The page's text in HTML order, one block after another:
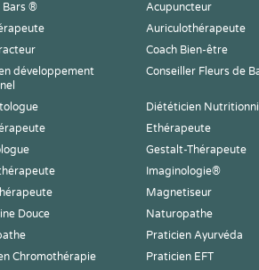
Bars ® Acupuncteur
Auriculothérapeute
Coach Bien-être
développement
Conseiller Fleurs de
Diététicien
Ethérapeute
Gestalt-Thérapeute
Imaginologie®
Magnetiseur
Douce
Naturopathe
Praticien Ayurvéda
Chromothérapie
Praticien EFT